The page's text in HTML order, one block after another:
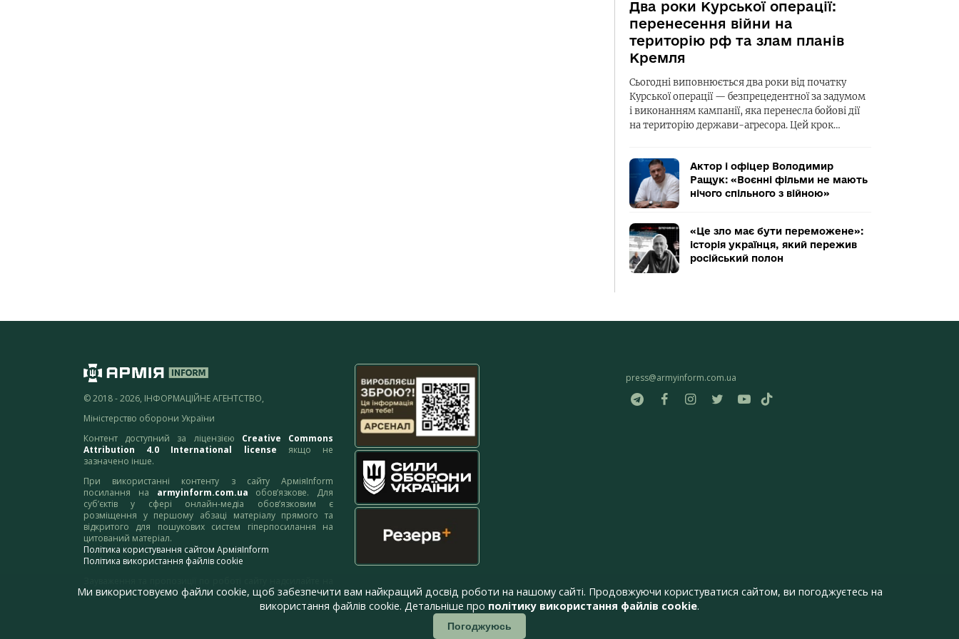
Два роки Курської операції:
перенесення війни на
територію рф та злам планів
Кремля
Сьогодні виповнюється два роки від початку
Курської операції — безпрецедентної за задумом
і виконанням кампанії, яка перенесла бойові дії
на територію держави-агресора. Цей крок…
Актор і офіцер Володимир
Ращук: «Воєнні фільми не мають
нічого спільного з війною»
«Це зло має бути переможене»:
історія українця, який пережив
російський полон
© 2018 - 2026, ІНФОРМАЦІЙНЕ АГЕНТСТВО,
Міністерство оборони України
Контент доступний за ліцензією Creative Commons
Attribution 4.0 International license якщо не
зазначено інше.
При використанні контенту з сайту АрміяInform
посилання на armyinform.com.ua обов’язкове. Для
суб’єктів у сфері онлайн-медіа обов’язковим є
розміщення у першому абзаці матеріалу прямого та
відкритого для пошукових систем гіперпосилання на
цитований матеріал.
Політика користування сайтом АрміяInform
Політика використання файлів cookie
адресу:webmaster@armyinform.com.ua
press@armyinform.com.ua
Ми використовуємо файли cookie, щоб забезпечити вам найкращий досвід роботи на нашому сайті. Продовжуючи користуватися сайтом, ви погоджуєтесь на
використання файлів cookie. Детальніше про політику використання файлів cookie.
Погоджуюсь